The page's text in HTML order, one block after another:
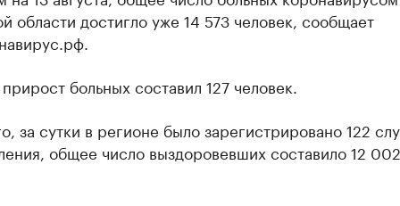
области достигло уже 14 573 человек, сообщает
больных составил 127 человек.
за сутки в регионе было зарегистрировано 122
общее число выздоровевших составило 12 002